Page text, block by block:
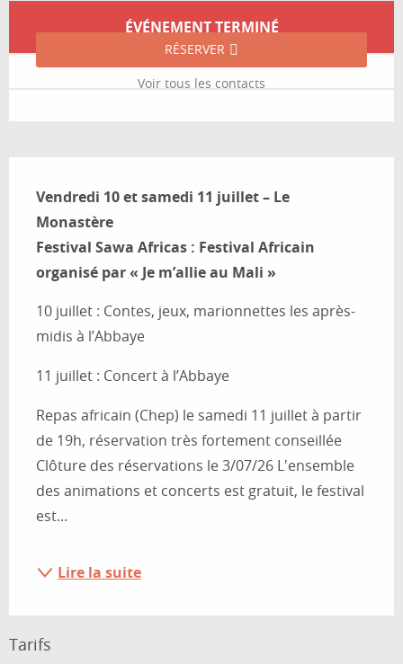
Ouverture et coordonnées
ÉVÉNEMENT TERMINÉ
RÉSERVER
Voir tous les contacts
Vendredi 10 et samedi 11 juillet – Le
Monastère
Festival Sawa Africas : Festival Africain
organisé par « Je m’allie au Mali »
10 juillet : Contes, jeux, marionnettes les après-
midis à l’Abbaye
11 juillet : Concert à l’Abbaye
Repas africain (Chep) le samedi 11 juillet à partir
de 19h, réservation très fortement conseillée
Clôture des réservations le 3/07/26 L'ensemble
des animations et concerts est gratuit, le festival
est...
Lire la suite
Tarifs